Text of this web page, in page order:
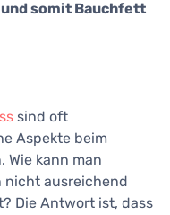
somit Bauchfett
sind oft
Aspekte beim
Wie kann man
nicht ausreichend
Die Antwort ist, dass